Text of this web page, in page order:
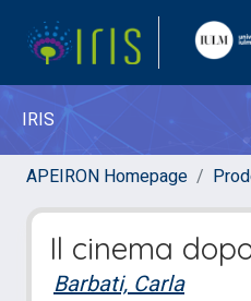
IRIS
APEIRON Homepage
Il cinema
Barbati, Carla